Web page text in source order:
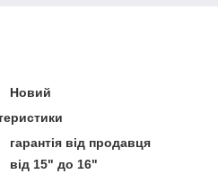
Новий
гарантія від продавця
від 15" до 16"